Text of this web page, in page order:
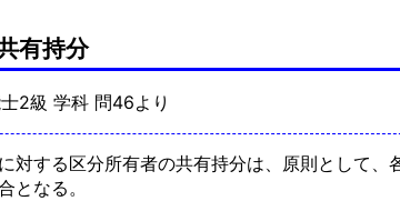
有持分
2級 学科 問46より
対する区分所有者の共有持分は、原則として
となる。